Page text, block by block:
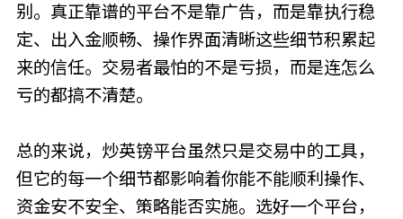
别。真正靠谱的平台不是靠广告，而是靠执行稳
定、出入金顺畅、操作界面清晰这些细节积累起
来的信任。交易者最怕的不是亏损，而是连怎么
亏的都搞不清楚。
总的来说，炒英镑平台虽然只是交易中的工具，
但它的每一个细节都影响着你能不能顺利操作、
资金安不安全、策略能否实施。选好一个平台，